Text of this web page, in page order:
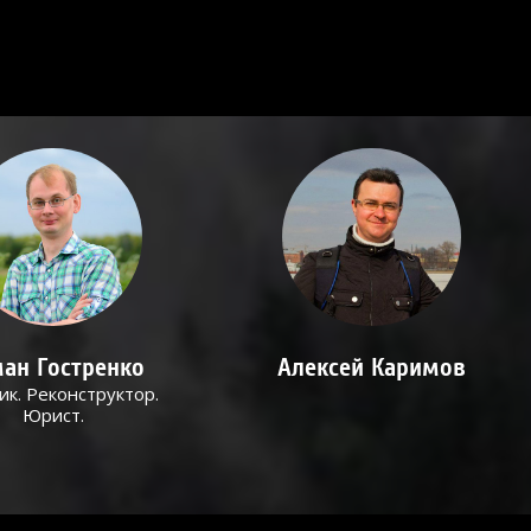
Гостренко
Реконструктор.
Юрист.
Алексей Каримов